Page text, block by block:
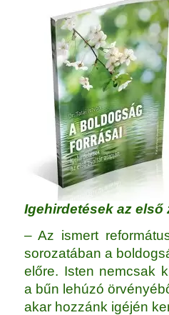
Igehirdetések az első
– Az ismert
sorozatában a
előre. Isten nemcsak
a bűn lehúzó
akar hozzánk igéjén